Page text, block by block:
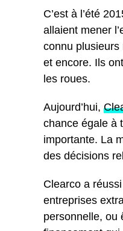
C’est à l’été
allaient mener
connu
et encore. Ils
les roues.
Aujourd’hui,
chance égale à
importante. La
des décisions
Clearco a
entreprises
personnelle, ou